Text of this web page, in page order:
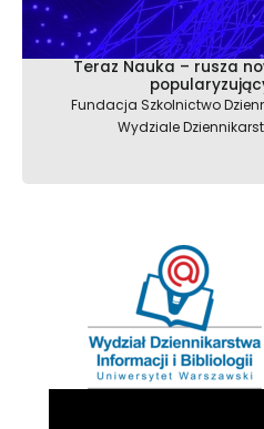
Teraz Nauka – rusza
Fundacja Szkolnictwo
Wydziale